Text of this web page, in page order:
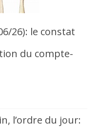
26): le constat
du compte-
l’ordre du jour: